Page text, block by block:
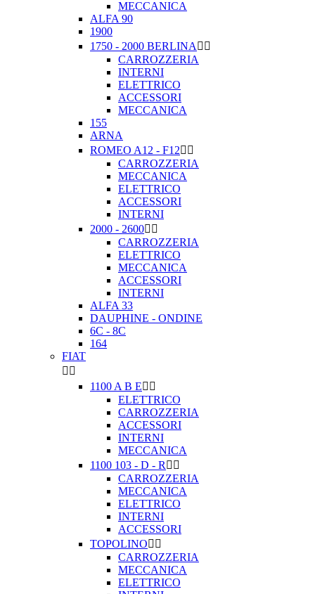
MECCANICA
ALFA 90
1900
1750 - 2000 BERLINA  
CARROZZERIA
INTERNI
ELETTRICO
ACCESSORI
MECCANICA
155
ARNA
ROMEO A12 - F12 
CARROZZERIA
MECCANICA
ELETTRICO
ACCESSORI
INTERNI
2000 - 2600 
CARROZZERIA
ELETTRICO
MECCANICA
ACCESSORI
INTERNI
ALFA 33
DAUPHINE - ONDINE
6C - 8C
164
FIAT
 
1100 A B E 
ELETTRICO
CARROZZERIA
ACCESSORI
INTERNI
MECCANICA
1100 103 - D - R  
CARROZZERIA
MECCANICA
ELETTRICO
INTERNI
ACCESSORI
TOPOLINO 
CARROZZERIA
MECCANICA
ELETTRICO